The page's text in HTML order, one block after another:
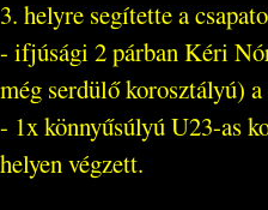
3. helyre segítette a
- ifjúsági 2 párban Kéri
még serdülő korosztályú) a
- 1x könnyűsúlyú U23-as
helyen végzett.